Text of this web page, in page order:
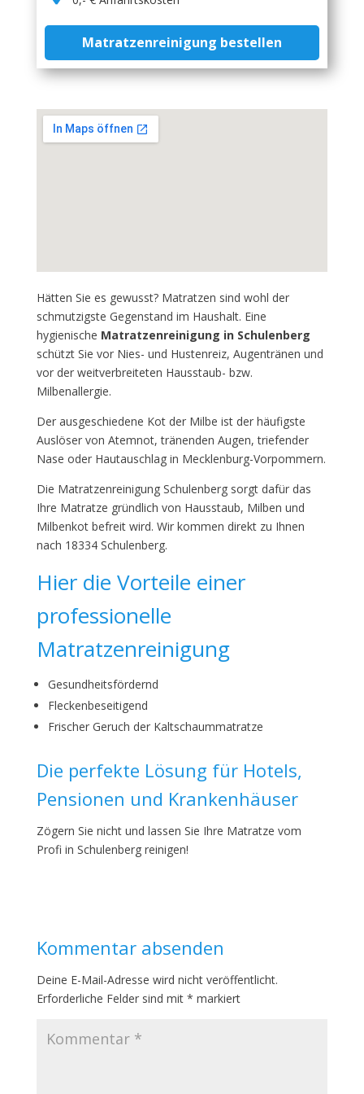
Matratzenreinigung bestellen
Hätten Sie es gewusst? Matratzen sind wohl der
schmutzigste Gegenstand im Haushalt. Eine
hygienische Matratzenreinigung in Schulenberg
schützt Sie vor Nies- und Hustenreiz, Augentränen und
vor der weitverbreiteten Hausstaub- bzw.
Milbenallergie.
Der ausgeschiedene Kot der Milbe ist der häufigste
Auslöser von Atemnot, tränenden Augen, triefender
Nase oder Hautauschlag in Mecklenburg-Vorpommern.
Die Matratzenreinigung Schulenberg sorgt dafür das
Ihre Matratze gründlich von Hausstaub, Milben und
Milbenkot befreit wird. Wir kommen direkt zu Ihnen
nach 18334 Schulenberg.
Hier die Vorteile einer
professionelle
Matratzenreinigung
Gesundheitsfördernd
Fleckenbeseitigend
Frischer Geruch der Kaltschaummatratze
Die perfekte Lösung für Hotels,
Pensionen und Krankenhäuser
Zögern Sie nicht und lassen Sie Ihre Matratze vom
Profi in Schulenberg reinigen!
Kommentar absenden
Deine E-Mail-Adresse wird nicht veröffentlicht.
Erforderliche Felder sind mit * markiert